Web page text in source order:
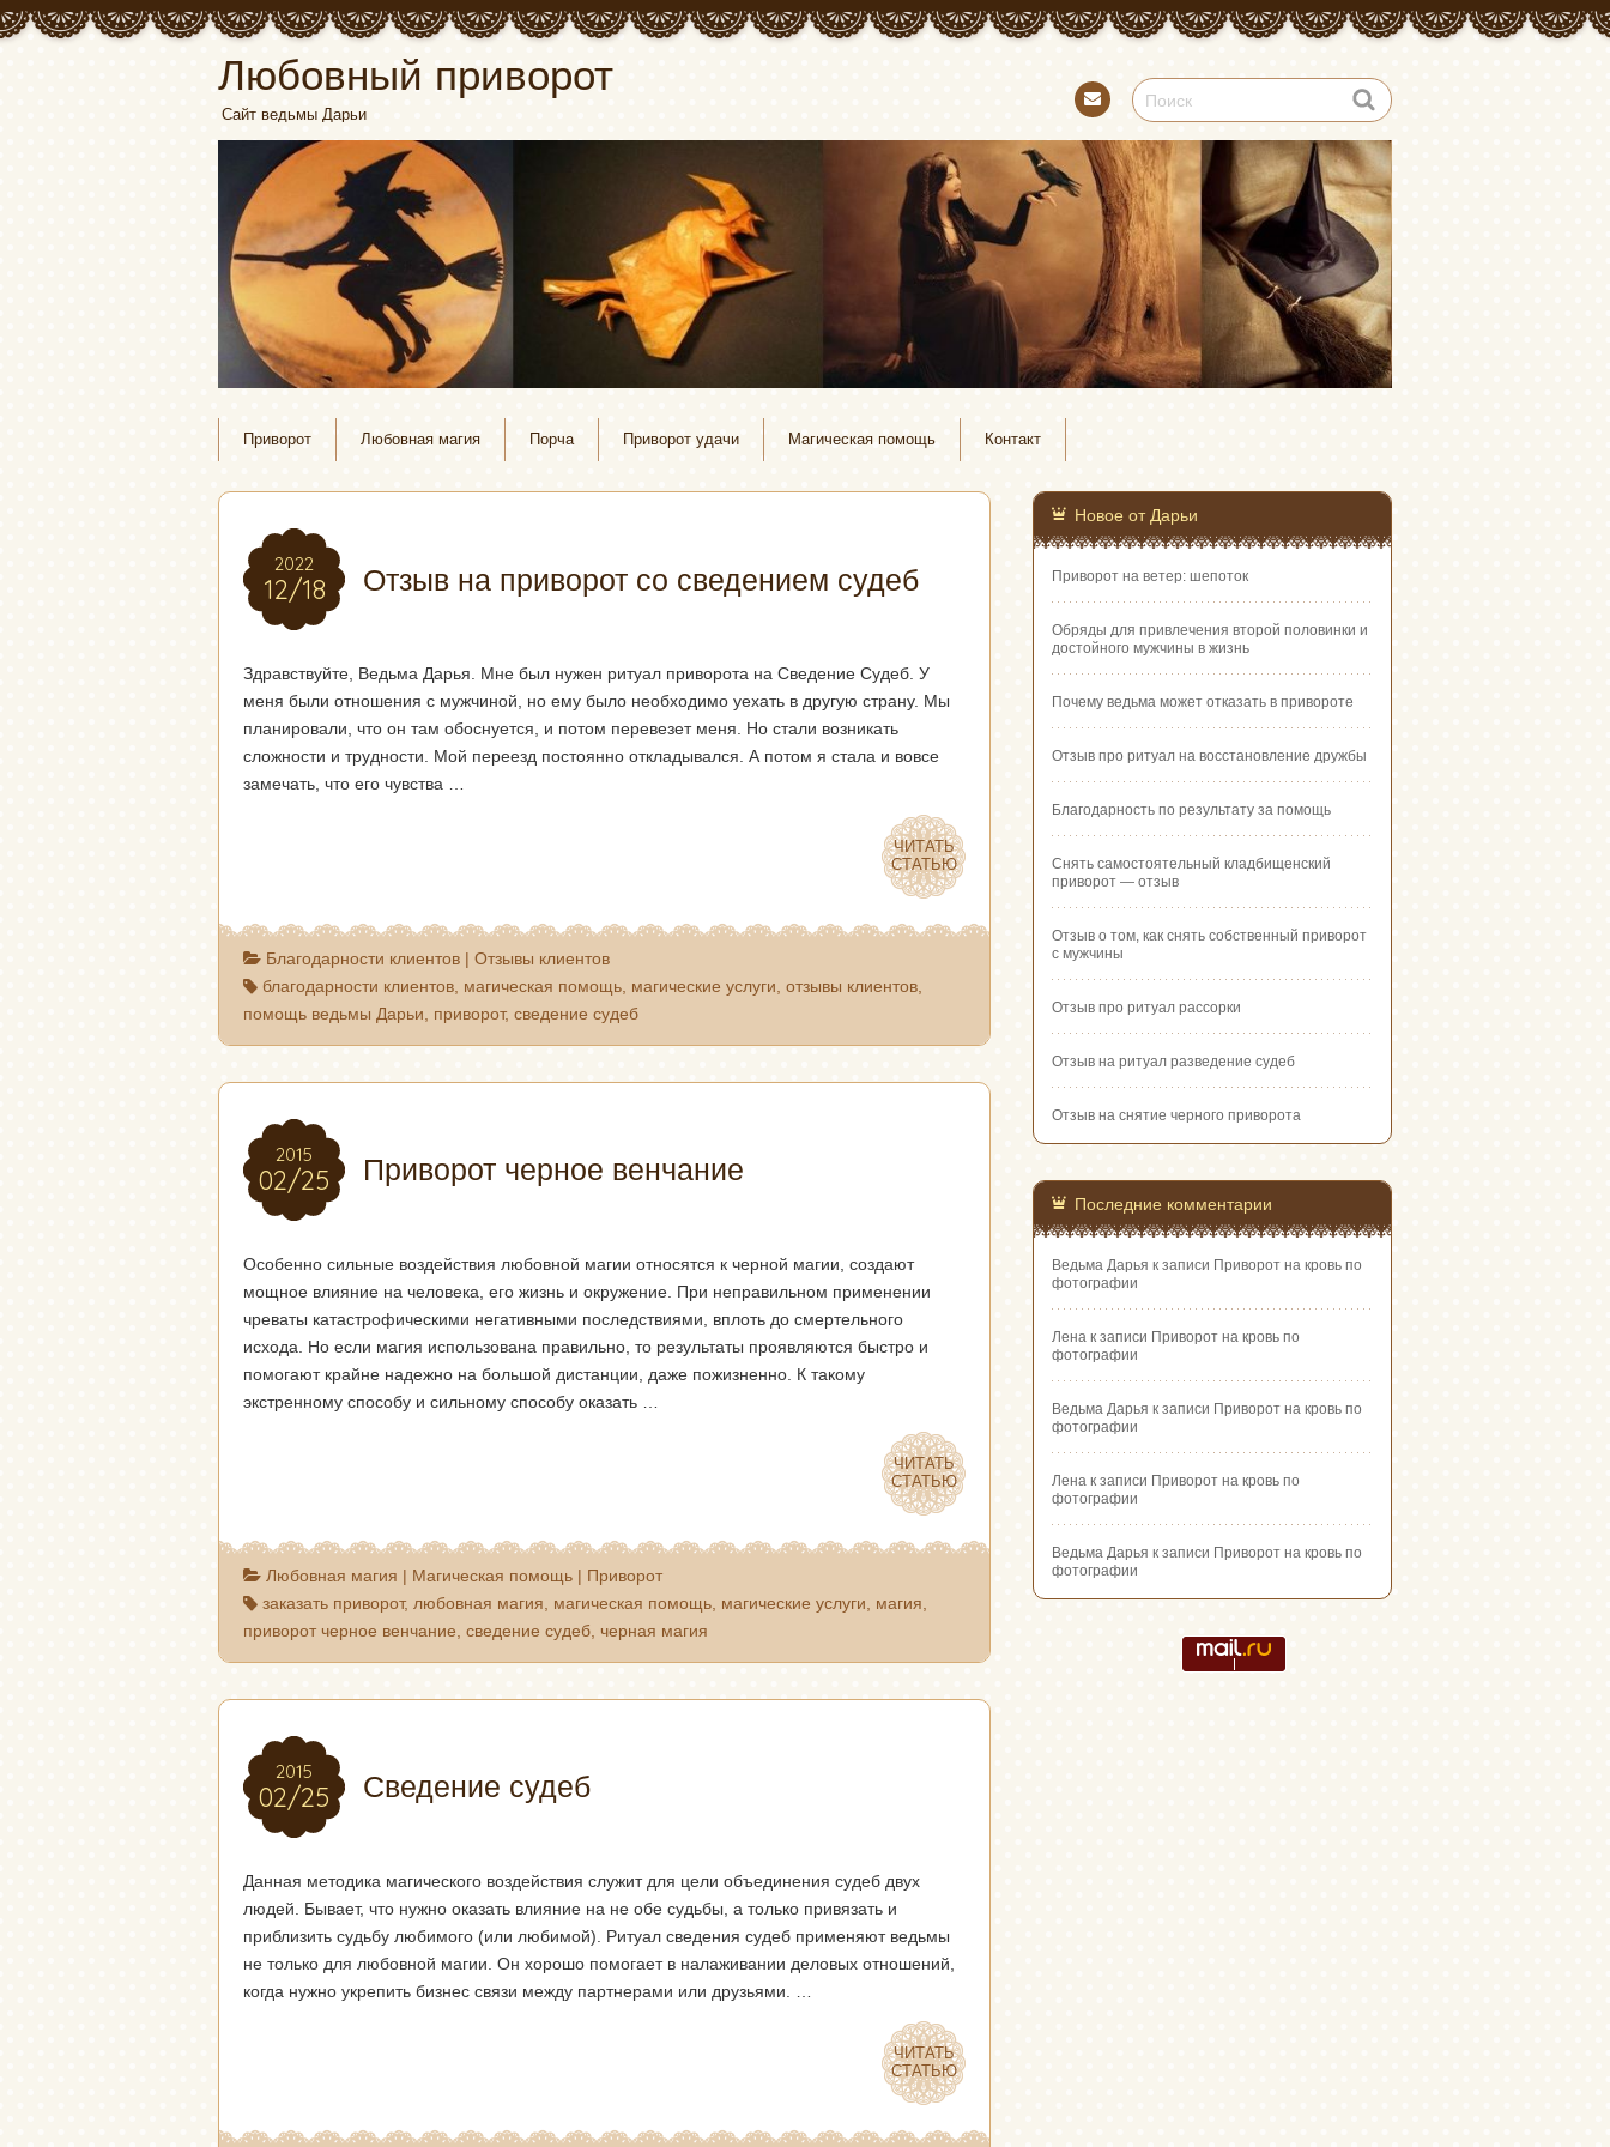
Любовный приворот
Сайт ведьмы Дарьи
акт
Приворот Любовная магия Порча Приворот удачи Магическая помощь Контакт
2022
12/18
2022
12/18 Отзыв на приворот со сведением судеб
Здравствуйте, Ведьма Дарья. Мне был нужен ритуал приворота на Сведение Судеб. У
меня были отношения с мужчиной, но ему было необходимо уехать в другую страну. Мы
планировали, что он там обоснуется, и потом перевезет меня. Но стали возникать
сложности и трудности. Мой переезд постоянно откладывался. А потом я стала и вовсе
замечать, что его чувства …
ЧИТАТЬ
СТАТЬЮ
ЧИТАТЬ
СТАТЬЮ
Благодарности клиентов |Отзывы клиентов
благодарности клиентов магическая помощь магические услуги ,отзывы клиентов
помощь ведьмы Дарьи
приворот, сведение судеб
2015
02/25
2015
02/25 Приворот черное венчание
Особенно сильные воздействия любовной магии относятся к черной магии, создают
мощное влияние на человека, его жизнь и окружение. При неправильном применении
чреваты катастрофическими негативными последствиями, вплоть до смертельного
исхода. Но если магия использована правильно, то результаты проявляются быстро и
помогают крайне надежно на большой дистанции, даже пожизненно. К такому
экстренному способу и сильному способу оказать …
ЧИТАТЬ
СТАТЬЮ
ЧИТАТЬ
СТАТЬЮ
Любовная магия | Магическая помощь | Приворот
заказать приворот, любовная магия магическая помощь магические услуги магия
приворот черное венчание сведение судеб черная магия
2015
02/25
2015
02/25 Сведение судеб
Данная методика магического воздействия служит для цели объединения судеб двух
людей. Бывает, что нужно оказать влияние на не обе судьбы, а только привязать и
приблизить судьбу любимого (или любимой). Ритуал сведения судеб применяют ведьмы
не только для любовной магии. Он хорошо помогает в налаживании деловых отношений,
когда нужно укрепить бизнес связи между партнерами или друзьями. …
ЧИТАТЬ
СТАТЬЮ
ЧИТАТЬ
СТАТЬЮ
Новое от Дарьи
Приворот на ветер: шепоток
Обряды для привлечения второй половинки и
достойного мужчины в жизнь
Почему ведьма может отказать в привороте
Отзыв про ритуал на восстановление дружбы
Благодарность по результату за помощь
Снять самостоятельный кладбищенский
приворот — отзыв
Отзыв о том, как снять собственный приворот
с мужчины
Отзыв про ритуал рассорки
Отзыв на ритуал разведение судеб
Отзыв на снятие черного приворота
Последние комментарии
Ведьма Дарья к записи Приворот на кровь по
фотографии
Лена к записи Приворот на кровь по
фотографии
Ведьма Дарья к записи Приворот на кровь по
фотографии
Лена к записи Приворот на кровь по
фотографии
Ведьма Дарья к записи Приворот на кровь по
фотографии